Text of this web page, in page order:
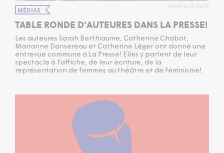
MÉDIAS Publié le 13/11/17
TABLE RONDE D'AUTEURES DANS LA PRESSE!
Les auteures Sarah Berthiaume, Catherine Chabot,
Marianne Dansereau et Catherine Léger ont donné une
entrevue commune à La Presse! Elles y parlent de leur
spectacle à l'affiche, de leur écriture, de la
représentation de femmes au théâtre et de féminisme!